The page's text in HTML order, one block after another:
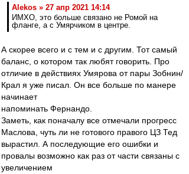
Alekos » 27 апр 2021 14:14
ИМХО, это больше связано не Ромой на
фланге, а с Умярчиком в центре.
А скорее всего и с тем и с другим. Тот самый
баланс, о котором так любят говорить. Про
отличие в действиях Умярова от пары Зобнин/
Крал я уже писал. Он все больше по манере
начинает
напоминать Фернандо.
Заметь, как поначалу все отмечали прогресс
Маслова, чуть ли не готового правого ЦЗ Тед
вырастил. А последующие его ошибки и
провалы возможно как раз от части связаны с
увеличением